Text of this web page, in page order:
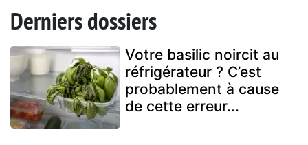
Derniers dossiers
Votre basilic noircit au
réfrigérateur ? C’est
probablement à cause
de cette erreur...